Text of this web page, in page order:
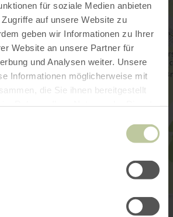
für soziale Medien anbieten
auf unsere Website zu
geben wir Informationen zu Ihrer
Website an unsere Partner für
und Analysen weiter. Unsere
Informationen möglicherweise mit
die Sie ihnen bereitgestellt
Gröner